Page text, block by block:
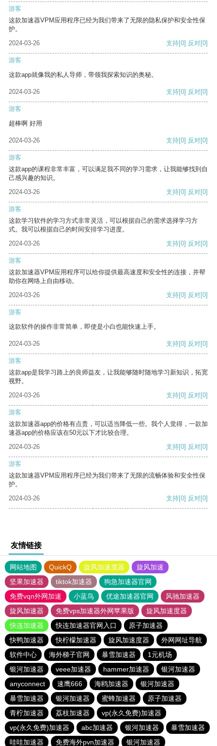
游客
这款加速器VPM应用程序已经为我们带来了无限的隐私保护和安全性保
护。
2024-03-26
支持[0] 反对[0]
游客
这款app就像我的私人导师，带领我探索知识的奥秘。
2024-03-26 支持[0] 反对[0]
游客
超棒啊 好用
2024-03-26 支持[0] 反对[0]
游客
这款app的课程非常丰富，可以满足我不同的学习需求，让我能够找到自
己感兴趣的知识。
2024-03-26
支持[0] 反对[0]
游客
这款学习软件的学习方式非常灵活，可以根据自己的需求选择学习方
式。我可以根据自己的时间安排学习进度。
2024-03-26
支持[0] 反对[0]
游客
这款加速器VPM应用程序可以给你提供最高速度和安全性的连接，并帮
助你在网络上自由移动。
2024-03-26
支持[0] 反对[0]
游客
这款软件的操作非常简单，即使是小白也能快速上手。
2024-03-26 支持[0] 反对[0]
游客
这款app是我学习路上的良师益友，让我能够随时随地学习新知识，拓宽
视野。
2024-03-26
支持[0] 反对[0]
游客
这款加速器app的价格有点贵，可以适当降低一些。我个人觉得，一款加
速器app的价格应该在50元以下才比较合理。
2024-03-26
支持[0] 反对[0]
游客
这款加速器VPM应用程序已经为我们带来了无限的流畅体验和安全性保
护。
2024-03-26
支持[0] 反对[0]
友情链接
网站地图 QuickQ 旋风加速度器
旋风加速
坚果加速器
tiktok加速器
狗急加速器官网
免费vqn外网加速
小蓝鸟 优途加速器官网
风驰加速器
旋风加速器
免费vps加速器外网苹果版
旋风加速度器
快连加速器
快连加速器官网入口
原子加速器
快鸭加速器
快柠檬加速器 旋风加速度器
外网网址导航
软件中心
海外梯子官网 暴雪加速器
1元机场
银河加速器
veee加速器 hammer加速器
银河加速器
anyconnect
速鹰666 海鸥加速器
银河加速器
暴雪加速器
银河加速器 蜜蜂加速器
原子加速器
青柠加速器
荔枝加速器
vp(永久免费)加速器
vp(永久免费)加速器
abc加速器 银河加速器
暴雪加速器
哇哇加速器
免费海外pvn加速器 银河加速器